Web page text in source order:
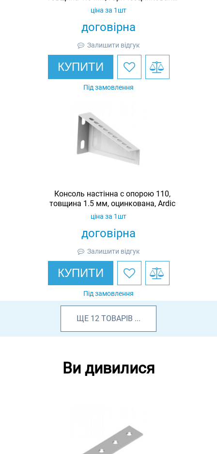
Ardic
договірна
ціна за 1шт
Залишити відгук
КУПИТИ
Під замовлення
Консоль настінна c опорою 110,
товщина 1.5 мм, оцинкована, Ardic
договірна
ціна за 1шт
Залишити відгук
КУПИТИ
Під замовлення
ЩЕ 12 ТОВАРІВ ...
Ви дивилися